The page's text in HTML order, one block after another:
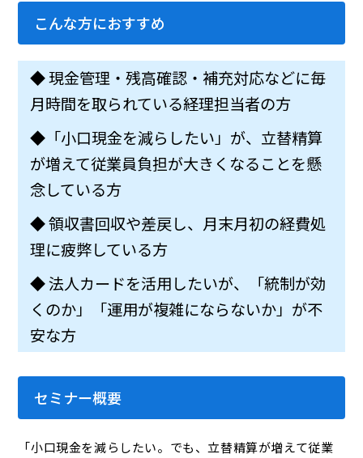
こんな方におすすめ
◆ 現金管理・残高確認・補充対応などに毎
月時間を取られている経理担当者の方
◆「小口現金を減らしたい」が、立替精算
が増えて従業員負担が大きくなることを懸
念している方
◆ 領収書回収や差戻し、月末月初の経費処
理に疲弊している方
◆ 法人カードを活用したいが、「統制が効
くのか」「運用が複雑にならないか」が不
安な方
セミナー概要
「小口現金を減らしたい。でも、立替精算が増えて従業